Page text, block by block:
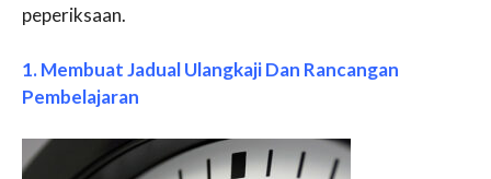
peperiksaan.
1. Membuat Jadual Ulangkaji Dan Rancangan
Pembelajaran